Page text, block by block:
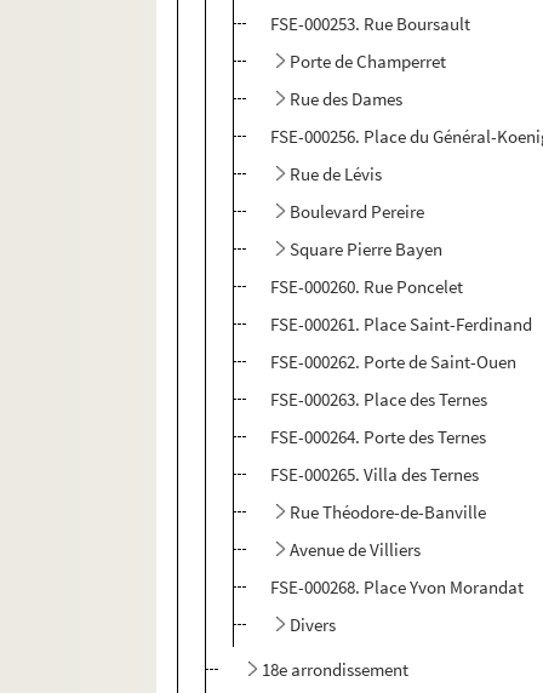
FSE-000253. Rue Boursault
Porte de Champerret
Rue des Dames
FSE-000256. Place du Général-
Rue de Lévis
Boulevard Pereire
Square Pierre Bayen
FSE-000260. Rue Poncelet
FSE-000261. Place Saint-Ferdinand
FSE-000262. Porte de Saint-Ouen
FSE-000263. Place des Ternes
FSE-000264. Porte des Ternes
FSE-000265. Villa des Ternes
Rue Théodore-de-Banville
Avenue de Villiers
FSE-000268. Place Yvon Morandat
Divers
18e arrondissement